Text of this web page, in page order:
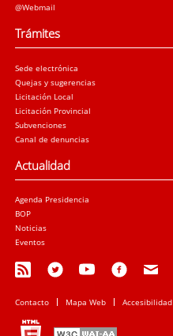
@Webmail
Trámites
Sede electrónica
Quejas y sugerencias
Licitación Local
Licitación Provincial
Subvenciones
Canal de denuncias
Actualidad
Agenda Presidencia
BOP
Noticias
Eventos
Contacto Mapa Web Accesibilidad